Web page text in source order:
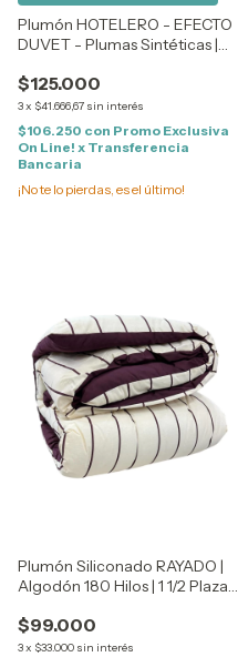
Plumón HOTELERO - EFECTO
DUVET - Plumas Sintéticas |
QUEEN Size
$125.000
3x $41.666,67 sin interés
$106.250 con Promo Exclusiva
On Line! x Transferencia
Bancaria
¡No te lo pierdas, es el último!
Plumón Siliconado RAYADO |
Algodón 180 Hilos | 1 1/2 Plaza -
$99.000
3x $33.000 sin interés